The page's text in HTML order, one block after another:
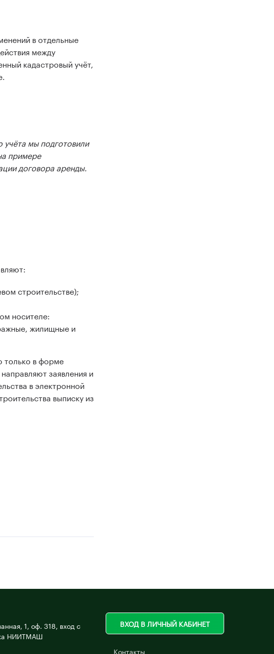
в отдельные
между
кадастровый учёт,
учёта мы подготовили
примере
договора аренды.
строительстве);
носителе:
жилищные и
только в форме
заявления и
в электронной
выписку из
1, оф. 318, вход с
НИИТМАШ
ВХОД В ЛИЧНЫЙ КАБИНЕТ
Контакты